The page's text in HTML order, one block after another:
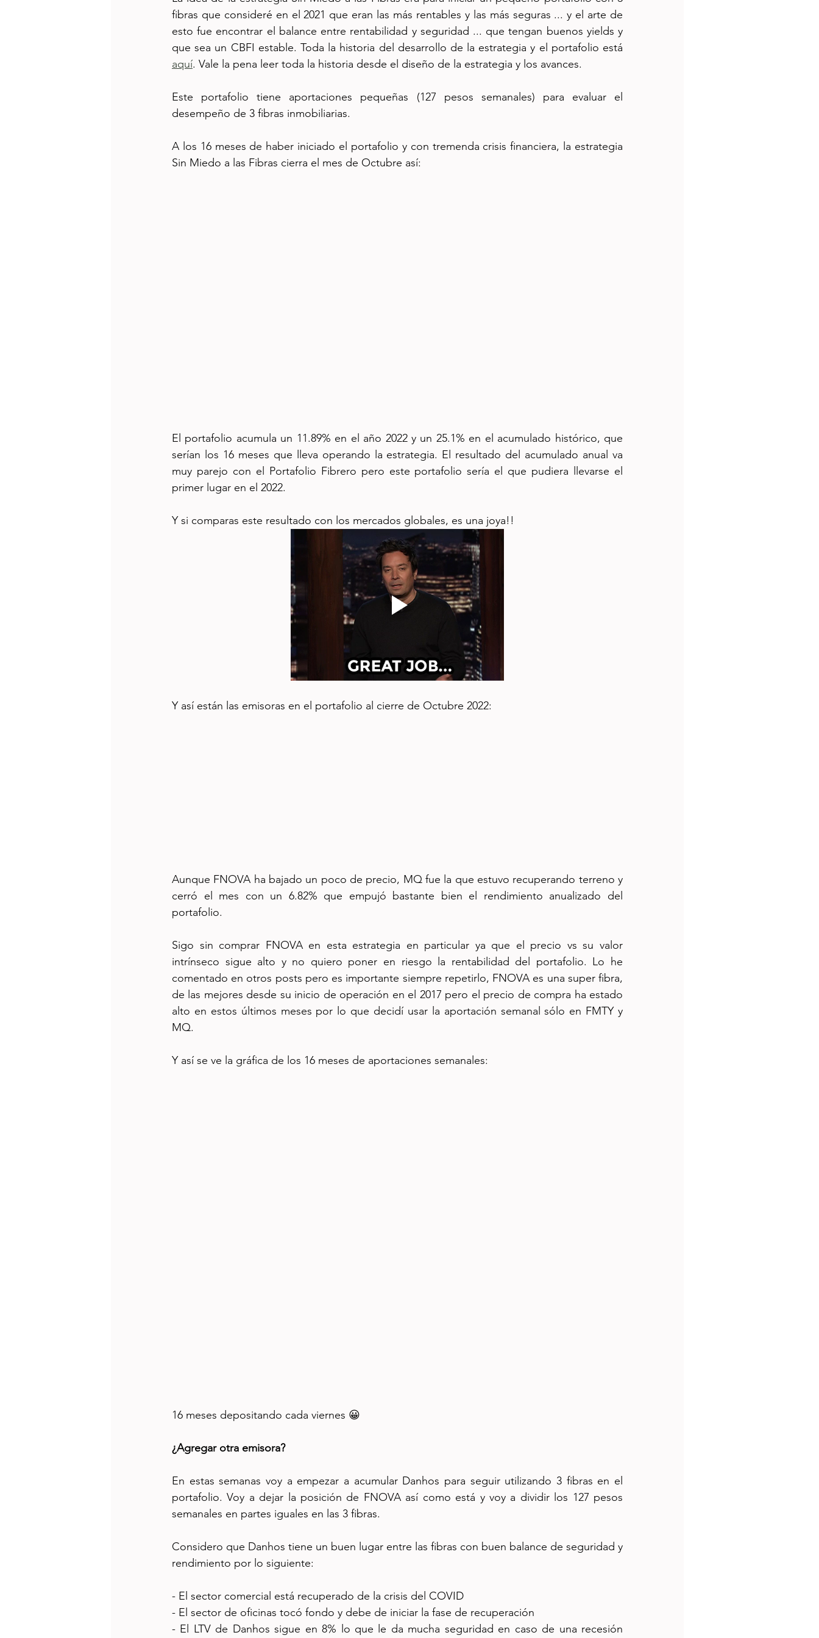
fibras que consideré en el 2021 que eran las más rentables y las más seguras ... y el arte de
esto fue encontrar el balance entre rentabilidad y seguridad ... que tengan buenos yields y
aquí. Vale la pena leer toda la historia desde el diseño de la estrategia y los avances.
Este portafolio tiene aportaciones pequeñas (127 pesos semanales) para evaluar el
desempeño de 3 fibras inmobiliarias.
A los 16 meses de haber iniciado el portafolio y con tremenda crisis financiera, la estrategia
Sin Miedo a las Fibras cierra el mes de Octubre así:
El portafolio acumula un 11.89% en el año 2022 y un 25.1% en el acumulado histórico, que
serían los 16 meses que lleva operando la estrategia. El resultado del acumulado anual va
muy parejo con el Portafolio Fibrero pero este portafolio sería el que pudiera llevarse el
primer lugar en el 2022.
Y si comparas este resultado con los mercados globales, es una joya!!
Y así están las emisoras en el portafolio al cierre de Octubre 2022:
Aunque FNOVA ha bajado un poco de precio, MQ fue la que estuvo recuperando terreno y
cerró el mes con un 6.82% que empujó bastante bien el rendimiento anualizado del
portafolio.
Sigo sin comprar FNOVA en esta estrategia en particular ya que el precio vs su valor
intrínseco sigue alto y no quiero poner en riesgo la rentabilidad del portafolio. Lo he
comentado en otros posts pero es importante siempre repetirlo, FNOVA es una super fibra,
de las mejores desde su inicio de operación en el 2017 pero el precio de compra ha estado
alto en estos últimos meses por lo que decidí usar la aportación semanal sólo en FMTY y
MQ.
Y así se ve la gráfica de los 16 meses de aportaciones semanales:
16 meses depositando cada viernes 😀
¿Agregar otra emisora?
En estas semanas voy a empezar a acumular Danhos para seguir utilizando 3 fibras en el
portafolio. Voy a dejar la posición de FNOVA así como está y voy a dividir los 127 pesos
semanales en partes iguales en las 3 fibras.
Considero que Danhos tiene un buen lugar entre las fibras con buen balance de seguridad y
rendimiento por lo siguiente:
- El sector comercial está recuperado de la crisis del COVID
- El sector de oficinas tocó fondo y debe de iniciar la fase de recuperación
- El LTV de Danhos sigue en 8% lo que le da mucha seguridad en caso de una recesión